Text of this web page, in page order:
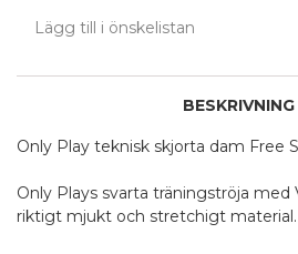
Lägg till i önskelistan
BESKRIVNING
Only Play teknisk skjorta dam Free
Only Plays svarta träningströja med
riktigt mjukt och stretchigt material.